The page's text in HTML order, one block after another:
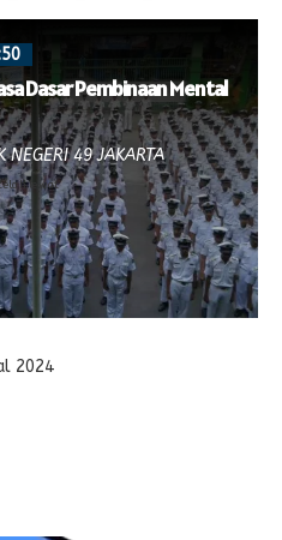
Dasar Pembinaan Mental
NEGERI 49 JAKARTA
lewat
2024